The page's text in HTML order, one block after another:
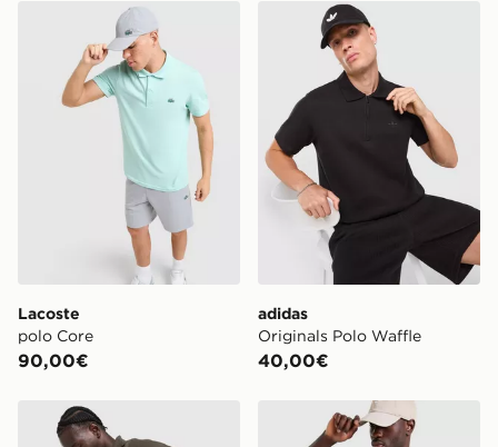
Lacoste polo Core
Lacoste
polo Core
90,00€
adidas Originals Polo
adidas
Originals Polo Waffle
40,00€
adidas Originals Polo Waffle Nike Tennis Polo Shirt